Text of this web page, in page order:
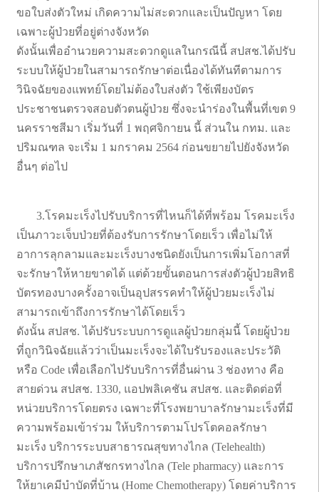
ขอใบส่งตัวใหม่ เกิดความไม่สะดวกและเป็นปัญหา โดย
เฉพาะผู้ป่วยที่อยู่ต่างจังหวัด
ดังนั้นเพื่ออำนวยความสะดวกดูแลในกรณีนี้ สปสช.ได้ปรับ
ระบบให้ผู้ป่วยในสามารถรักษาต่อเนื่องได้ทันทีตามการ
วินิจฉัยของแพทย์โดยไม่ต้องใบส่งตัว ใช้เพียงบัตร
ประชาชนตรวจสอบตัวตนผู้ป่วย ซึ่งจะนำร่องในพื้นที่เขต 9
นครราชสีมา เริ่มวันที่ 1 พฤศจิกายน นี้ ส่วนใน กทม. และ
ปริมณฑล จะเริ่ม 1 มกราคม 2564 ก่อนขยายไปยังจังหวัด
อื่นๆ ต่อไป
3.โรคมะเร็งไปรับบริการที่ไหนก็ได้ที่พร้อม โรคมะเร็ง
เป็นภาวะเจ็บป่วยที่ต้องรับการรักษาโดยเร็ว เพื่อไม่ให้
อาการลุกลามและมะเร็งบางชนิดยังเป็นการเพิ่มโอกาสที่
จะรักษาให้หายขาดได้ แต่ด้วยขั้นตอนการส่งตัวผู้ป่วยสิทธิ
บัตรทองบางครั้งอาจเป็นอุปสรรคทำให้ผู้ป่วยมะเร็งไม่
สามารถเข้าถึงการรักษาได้โดยเร็ว
ดังนั้น สปสช. ได้ปรับระบบการดูแลผู้ป่วยกลุ่มนี้ โดยผู้ป่วย
ที่ถูกวินิจฉัยแล้วว่าเป็นมะเร็งจะได้ใบรับรองและประวัติ
หรือ Code เพื่อเลือกไปรับบริการที่อื่นผ่าน 3 ช่องทาง คือ
สายด่วน สปสช. 1330, แอปพลิเคชัน สปสช. และติดต่อที่
หน่วยบริการโดยตรง เฉพาะที่โรงพยาบาลรักษามะเร็งที่มี
ความพร้อมเข้าร่วม ให้บริการตามโปรโตคอลรักษา
มะเร็ง บริการระบบสาธารณสุขทางไกล (Telehealth)
บริการปรึกษาเภสัชกรทางไกล (Tele pharmacy) และการ
ให้ยาเคมีบำบัดที่บ้าน (Home Chemotherapy) โดยค่าบริการ